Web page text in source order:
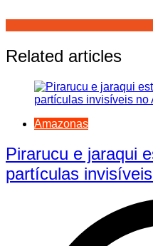
Related articles
Amazonas
Pirarucu e jaraqui
partículas